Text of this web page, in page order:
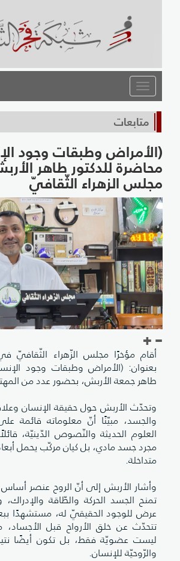
القائمة
متابعات
(الأمراض وطبقات وجود
محاضرة للدكتور طاهر
مجلس الزهراء الثّقافيّ
أقام مؤخرًا مجلس الزّهراء الثّقافيّ
بعنوان: (الأمراض وطبقات وجود
طاهر جمعة الأربش، بحضور عدد من
وتحدّث الأربش حول حقيقة الإنسان
والجسد، مبيّنًا أنّ معلوماته قائمة
العلوم الحديثة والنّصوص الدّينيّة،
مجرد جسد مادي، بل كيان مركّب يحمل
متداخلة.
وأشار الأربش إلى أنّ الروح عنصر أساس
تمنح الجسد الحركة والطّاقة
عرض للوجود الحقيقيّ له، مستشهدًا
تتحدّث عن خلق الأرواح قبل الأجساد،
ليست عضويّة فقط، بل تكون أيضًا
والرّوحيّة للإنسان.